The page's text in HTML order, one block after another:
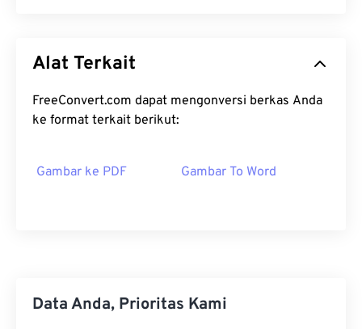
Alat Terkait
FreeConvert.com dapat mengonversi berkas Anda
ke format terkait berikut:
Gambar ke PDF Gambar To Word
Data Anda, Prioritas Kami